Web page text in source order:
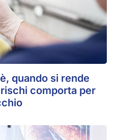
quando si rende
comporta per